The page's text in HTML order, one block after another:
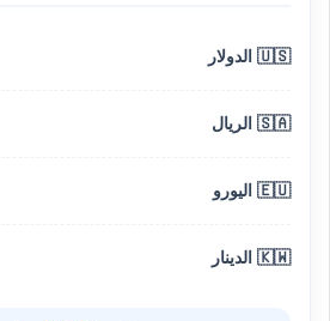
🇺🇸 الدولار
🇸🇦 الريال
🇪🇺 اليورو
🇰🇼 الدينار